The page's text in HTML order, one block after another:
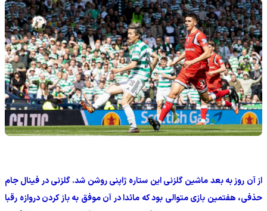
‫از آن روز به بعد ماشین گلزنی این ستاره ژاپنی روشن شد. گلزنی در فینال جام
حذفی، هفتمین بازی متوالی بود که مائدا در آن موفق به باز کردن دروازه رقبا